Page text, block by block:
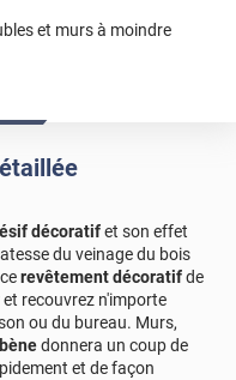
et murs à moindre
décoratifet son effet
du veinage du bois
revêtement décoratifde
recouvrez n'importe
ou du bureau. Murs,
donnera un coup de
et de façon